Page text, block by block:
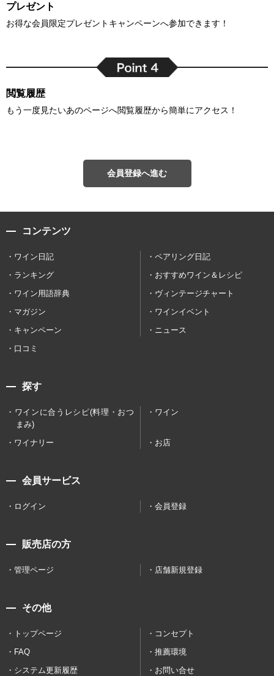
プレゼント
お得な会員限定プレゼントキャンペーンへ参加できます！
閲覧履歴
もう一度見たいあのページへ閲覧履歴から簡単にアクセス！
会員登録へ進む
コンテンツ
ワイン日記
ペアリング日記
ランキング
おすすめワイン＆レシピ
ワイン用語辞典
ヴィンテージチャート
マガジン
ワインイベント
キャンペーン
ニュース
口コミ
探す
ワインに合うレシピ(料理・おつ
まみ)
ワイン
ワイナリー お店
会員サービス
ログイン 会員登録
販売店の方
管理ページ 店舗新規登録
その他
トップページ
コンセプト
FAQ
推薦環境
システム更新履歴
お問い合せ